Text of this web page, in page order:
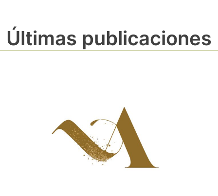
Últimas publicaciones